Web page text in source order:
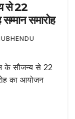
से 22
समारोह
के सौजन्य से 22
का आयोजन